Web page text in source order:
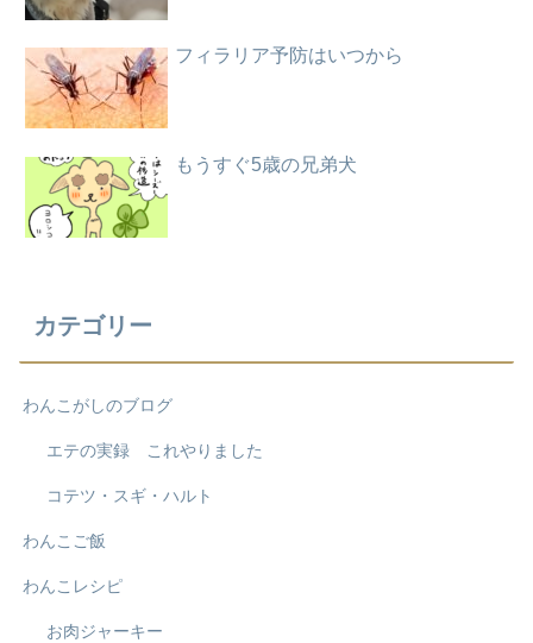
フィラリア予防はいつから
もうすぐ5歳の兄弟犬
カテゴリー
わんこがしのブログ
エテの実録 これやりました
コテツ・スギ・ハルト
わんこご飯
わんこレシピ
お肉ジャーキー